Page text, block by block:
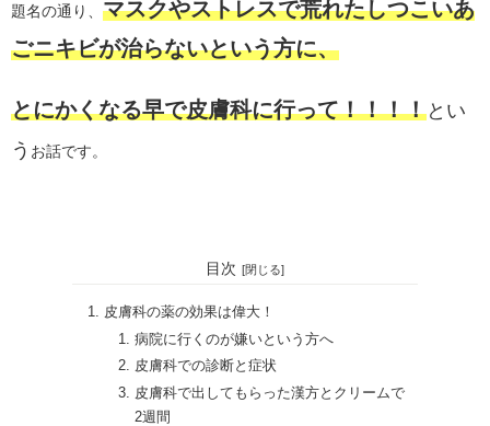
題名の通り、 マスクやストレスで荒れたしつこいあ
ごニキビが治らないという方に、
とにかくなる早で皮膚科に行って！！！！とい
う お話です。
目次
皮膚科の薬の効果は偉大！
病院に行くのが嫌いという方へ
皮膚科での診断と症状
皮膚科で出してもらった漢方とクリームで
2週間